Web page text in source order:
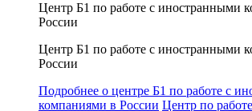
Центр Б1 по работе с иностранными
России
Центр Б1 по работе с иностранными
России
Подробнее о центре Б1 по работе с
компаниями в России Центр по